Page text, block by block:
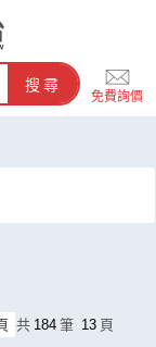
搜尋
免費詢價
共 184 筆 13 頁